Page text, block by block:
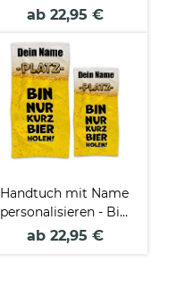
4 Fotos - in zwei
ab 22,95 €
Handtuch mit Name
personalisieren - Bin
nur kurz Bier holen -
ab 22,95 €